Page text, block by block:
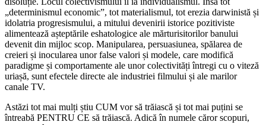
„determinismul economic”, tot materialismul, tot erezia darwinistă și
idolatria progresismului, a mitului devenirii istorice pozitiviste
alimentează așteptările eshatologice ale mărturisitorilor banului
devenit din mijloc scop. Manipularea, persuasiunea, spălarea de
creieri și inocularea unor false valori și modele, care modifică
paradigme și comportamente ale unor colectivități întregi cu o viteză
uriașă, sunt efectele directe ale industriei filmului și ale marilor
canale TV.
Astăzi tot mai mulți știu CUM vor să trăiască și tot mai puțini se
întreabă PENTRU CE să trăiască. Adică în numele căror scopuri,